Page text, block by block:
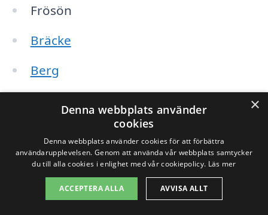
Frösön
Bräcke
Berg
Torpshammar
Oavsett var du befinner dig, finns det ofta
×
Denna webbplats använder
cookies
Denna webbplats använder cookies för att förbättra
användarupplevelsen. Genom att använda vår webbplats samtycker
du till alla cookies i enlighet med vår cookiepolicy. Läs mer
ACCEPTERA ALLA AVVISA ALLT